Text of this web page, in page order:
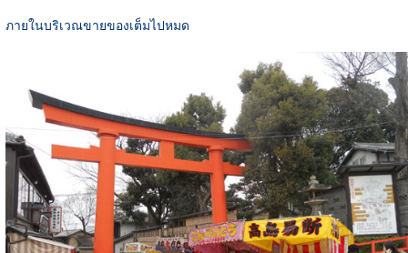
ภายในบริเวณขายของเต็มไปหมด